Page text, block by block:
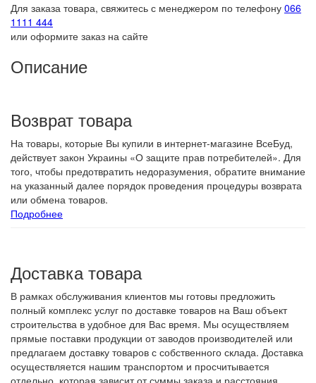
Для заказа товара, свяжитесь с менеджером по телефону 066
1111 444
или оформите заказ на сайте
Описание
Возврат товара
На товары, которые Вы купили в интернет-магазине ВсеБуд,
действует закон Украины «О защите прав потребителей». Для
того, чтобы предотвратить недоразумения, обратите внимание
на указанный далее порядок проведения процедуры возврата
или обмена товаров.
Подробнее
Доставка товара
В рамках обслуживания клиентов мы готовы предложить
полный комплекс услуг по доставке товаров на Ваш объект
строительства в удобное для Вас время. Мы осуществляем
прямые поставки продукции от заводов производителей или
предлагаем доставку товаров с собственного склада. Доставка
осуществляется нашим транспортом и просчитывается
отдельно, которая зависит от суммы заказа и расстояния.